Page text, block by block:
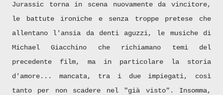
Jurassic torna in scena nuovamente da vincitore,
le battute ironiche e senza troppe pretese che
allentano l'ansia da denti aguzzi, le musiche di
Michael Giacchino che richiamano temi del
precedente film, ma in particolare la storia
d'amore... mancata, tra i due impiegati, così
tanto per non scadere nel "già visto". Insomma,